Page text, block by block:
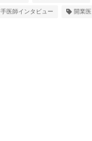
医師インタビュー 開業医